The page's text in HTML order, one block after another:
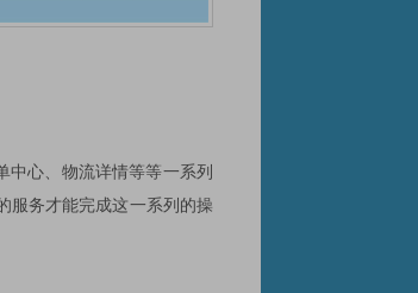
中心、物流详情等等一系列
服务才能完成这一系列的操